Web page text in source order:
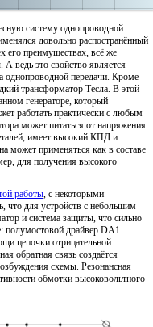
систему однопроводной
довольно распостранённый
его преимуществах, всё же
А ведь это свойство является
однопроводной передачи. Кроме
трансформатор Тесла. В этой
генераторе, который
работать практически с любым
может питаться от напряжения
имеет высокий КПД и
может применяться как в составе
для получения высокого
работы , с некоторыми
что для устройств с небольшим
и система защиты, что сильно
полумостовой драйвер DA1
цепочки отрицательной
обратная связь создаётся
схемы. Резонансная
обмотки высоковольтного